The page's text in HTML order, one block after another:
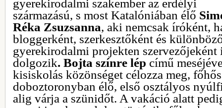
gyerekirodalmi szakember az erdélyi
származású, s most Katalóniában élő
Réka Zsuzsanna, aki nemcsak íróként,
bloggerként, szerkesztőként és
gyerekirodalmi projekten szervezőjeként
dolgozik. Bojta színre lép című
kisiskolás közönséget célozza meg,
doboztoronyban élő, első osztályos
alig várja a szünidőt. A vakáció alatt